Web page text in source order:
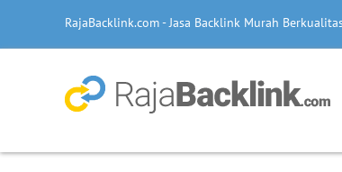
RajaBacklink.com - Jasa Backlink Murah